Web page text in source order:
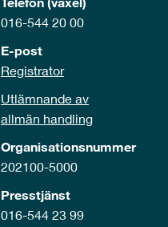
016-544 20 00
E-post
Registrator
Utlämnande av
allmän handling
Organisationsnummer
202100-5000
Presstjänst
016-544 23 99